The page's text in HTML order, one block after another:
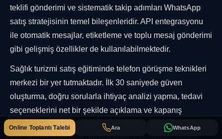
teklifi gönderimi ve sistematik takip adımları WhatsApp
satış stratejisinin temel bileşenleridir. API entegrasyonu
ile otomatik mesajlar, etiketleme ve toplu mesaj gönderimi
gibi gelişmiş özellikler de kullanılabilmektedir.
Sağlık turizmi satış eğitiminde telefon görüşme teknikleri
merkezi bir yer tutmaktadır. İlk 30 saniyede güven
oluşturma, doğru sorularla ihtiyaç analizi yapma, tedavi
seçeneklerini net bir şekilde açıklama ve kapanış
teknikleri satış başarısının temel belirleyicileridir. Çağrı
Ara WhatsApp
Online Toplantı Talebi